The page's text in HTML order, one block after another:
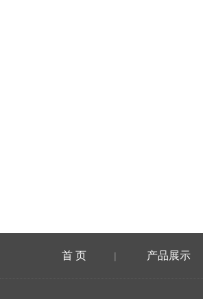
首 页 | 产品展示